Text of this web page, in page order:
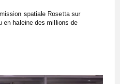
spatiale Rosetta sur
en haleine des millions de